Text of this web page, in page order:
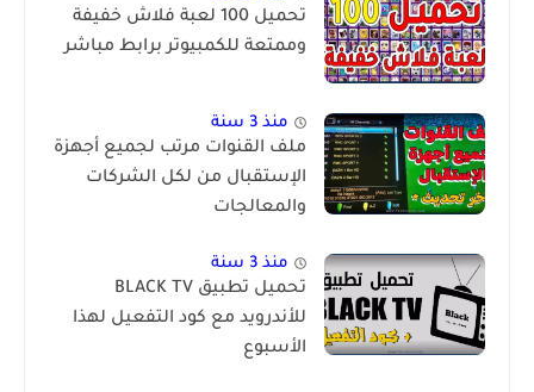
تحميل 100 لعبة فلاش خفيفة
وممتعة للكمبيوتر برابط مباشر
منذ 3 سنة
ملف القنوات مرتب لجميع أجهزة
الإستقبال من لكل الشركات
والمعالجات
منذ 3 سنة
تحميل تطبيق BLACK TV
للأندرويد مع كود التفعيل لهذا
الأسبوع